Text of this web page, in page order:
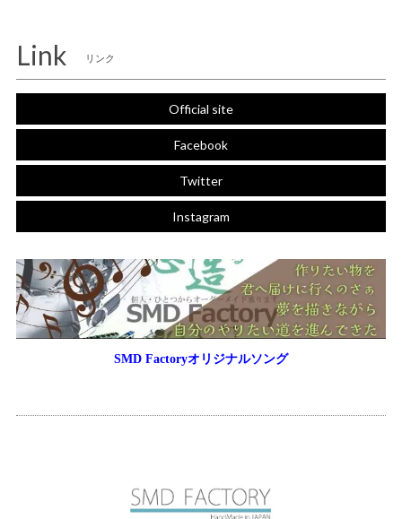
Link リンク
Official site
Facebook
Twitter
Instagram
SMD Factoryオリジナルソング